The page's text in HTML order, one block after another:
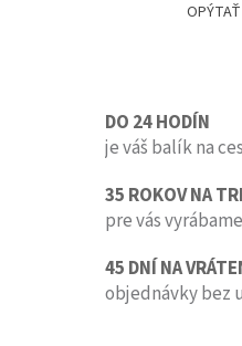
DO 24 HODÍN
je váš balík na
35 ROKOV NA
pre vás
45 DNÍ NA
objednávky bez